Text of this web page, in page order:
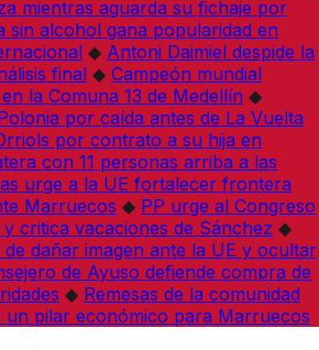
mientras aguarda su fichaje por
sin alcohol gana popularidad en
◆ Antoni Daimiel despide la
final ◆ Campeón mundial
la Comuna 13 de Medellín ◆
por caída antes de La Vuelta
por contrato a su hija en
con 11 personas arriba a las
urge a la UE fortalecer frontera
Marruecos ◆ PP urge al Congreso
critica vacaciones de Sánchez ◆
dañar imagen ante la UE y ocultar
de Ayuso defiende compra de
◆ Remesas de la comunidad
un pilar económico para Marruecos